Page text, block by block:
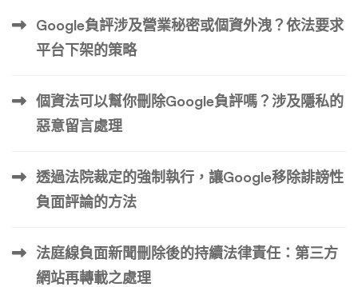
Google負評涉及營業秘密或個資外洩？依法要求
平台下架的策略
個資法可以幫你刪除Google負評嗎？涉及隱私的
惡意留言處理
透過法院裁定的強制執行，讓Google移除誹謗性
負面評論的方法
法庭線負面新聞刪除後的持續法律責任：第三方
網站再轉載之處理